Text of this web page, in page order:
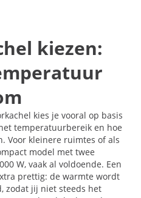
kiezen:
kies je vooral op basis
temperatuurbereik en hoe
Voor kleinere ruimtes of als
model met twee
W, vaak al voldoende. Een
prettig: de warmte wordt
zodat jij niet steeds het